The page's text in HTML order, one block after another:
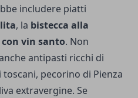
includere piatti
, la bistecca alla
vin santo. Non
antipasti ricchi di
pecorino di Pienza
extravergine. Se